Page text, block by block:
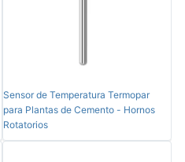
Sensor de Temperatura Termopar
para Plantas de Cemento - Hornos
Rotatorios